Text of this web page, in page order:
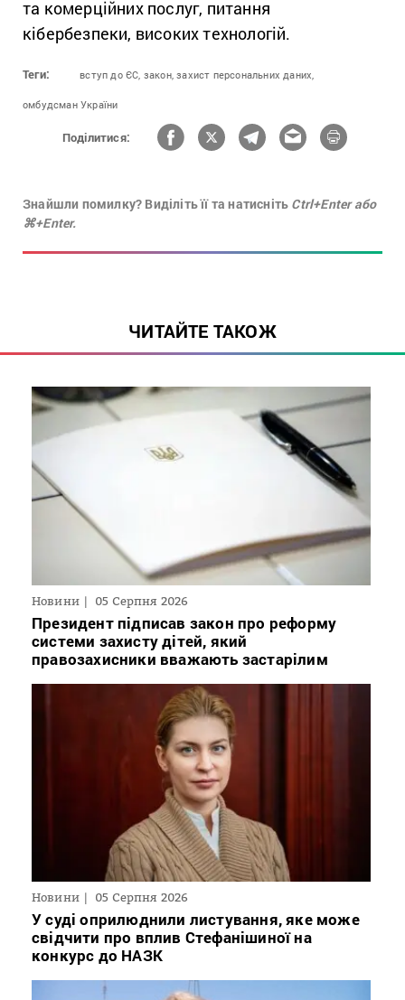
та комерційних послуг, питання
кібербезпеки, високих технологій.
Теги: вступ до ЄС, закон, захист персональних даних,
омбудсман України
Поділитися:
Знайшли помилку? Виділіть її та натисніть Ctrl+Enter або
⌘+Enter.
ЧИТАЙТЕ ТАКОЖ
Новини 05 Серпня 2026
Президент підписав закон про реформу
системи захисту дітей, який
правозахисники вважають застарілим
Новини 05 Серпня 2026
У суді оприлюднили листування, яке може
свідчити про вплив Стефанішиної на
конкурс до НАЗК